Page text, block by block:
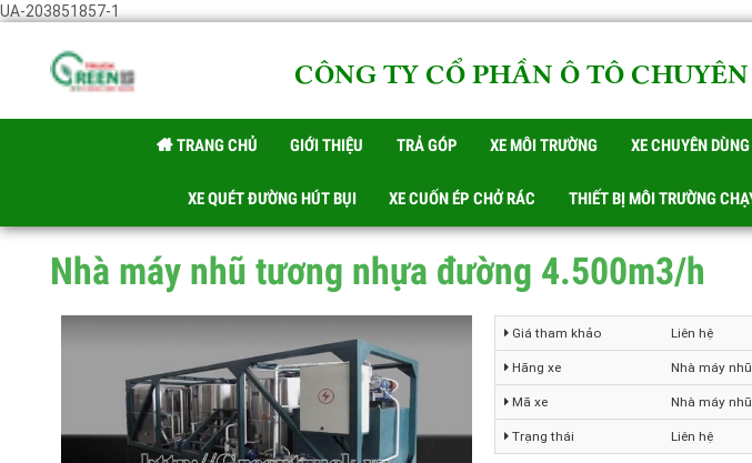
UA-203851857-1
CÔNG TY CỔ PHẦN Ô TÔ
TRANG CHỦ GIỚI THIỆU TRẢ GÓP XE MÔI TRƯỜNG XE CHUYÊN
XE QUÉT ĐƯỜNG HÚT BỤI XE CUỐN ÉP CHỞ RÁC THIẾT BỊ MÔI TRƯỜNG
Nhà máy nhũ tương nhựa đường 4.500m3/h
Giá tham khảo Liên hệ
Hãng xe Nhà máy
Mã xe Nhà máy
Trạng thái Liên hệ